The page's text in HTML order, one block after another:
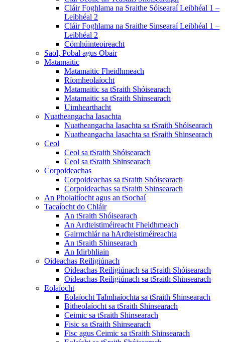
Cláir Foghlama na Sraithe Sóisearaí Leibhéal 1 –
Leibhéal 2
Cláir Foghlama na Sraithe Sinsearaí Leibhéal 1 –
Leibhéal 2
Cómhúinteoireacht
Saol, Pobal agus Obair
Matamaitic
Matamaitic Fheidhmeach
Ríomheolaíocht
Matamaitic sa tSraith Shóisearach
Matamaitic sa tSraith Shinsearach
Uimhearthacht
Nuatheangacha Iasachta
Nuatheangacha Iasachta sa tSraith Shóisearach
Nuatheangacha Iasachta sa tSraith Shinsearach
Ceol
Ceol sa tSraith Shóisearach
Ceol sa tSraith Shinsearach
Corpoideachas
Corpoideachas sa tSraith Shóisearach
Corpoideachas sa tSraith Shinsearach
An Pholaitíocht agus an tSochaí
Tacaíocht do Chláir
An tSraith Shóisearach
An Ardteistiméireacht Fheidhmeach
Gairmchlár na hArdteistiméireachta
An tSraith Shinsearach
An Idirbhliain
Oideachas Reiligiúnach
Oideachas Reiligiúnach sa tSraith Shóisearach
Oideachas Reiligiúnach sa tSraith Shinsearach
Eolaíocht
Eolaíocht Talmhaíochta sa tSraith Shinsearach
Bitheolaíocht sa tSraith Shinsearach
Ceimic sa tSraith Shinsearach
Fisic sa tSraith Shinsearach
Fisc agus Ceimic sa tSraith Shinsearach